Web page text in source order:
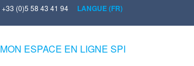
LANGUE (FR)
+33 (0)5 58 43 41 94
MON ESPACE EN LIGNE SPI